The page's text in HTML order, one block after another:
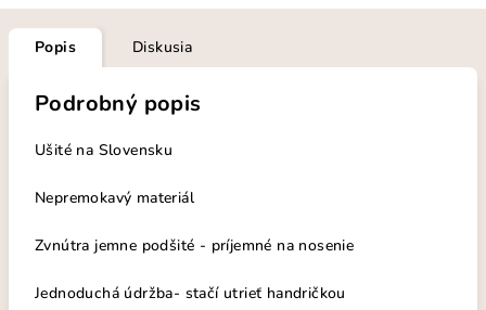
Popis Diskusia
Podrobný popis
Ušité na Slovensku
Nepremokavý materiál
Zvnútra jemne podšité - príjemné na nosenie
Jednoduchá údržba- stačí utrieť handričkou